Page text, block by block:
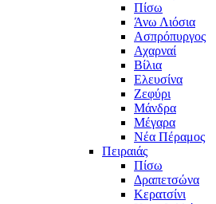
Πίσω
Άνω Λιόσια
Ασπρόπυργος
Αχαρναί
Βίλια
Ελευσίνα
Ζεφύρι
Μάνδρα
Μέγαρα
Νέα Πέραμος
Πειραιάς
Πίσω
Δραπετσώνα
Κερατσίνι